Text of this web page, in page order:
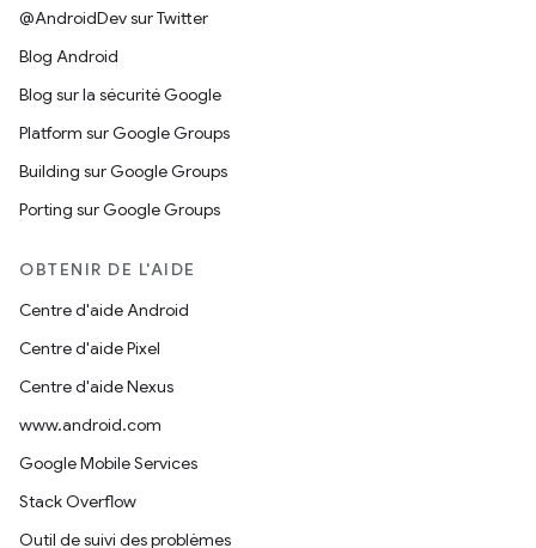
@AndroidDev sur Twitter
Blog Android
Blog sur la sécurité Google
Platform sur Google Groups
Building sur Google Groups
Porting sur Google Groups
OBTENIR DE L'AIDE
Centre d'aide Android
Centre d'aide Pixel
Centre d'aide Nexus
www.android.com
Google Mobile Services
Stack Overflow
Outil de suivi des problèmes